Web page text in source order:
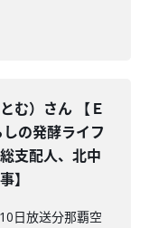
む）さん 【Ｅ
の発酵ライフ
支配人、北中
】
日放送分那覇空